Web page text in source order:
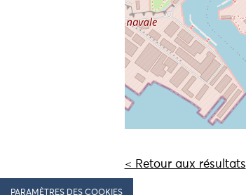
< Retour aux résultats
PARAMÈTRES DES COOKIES